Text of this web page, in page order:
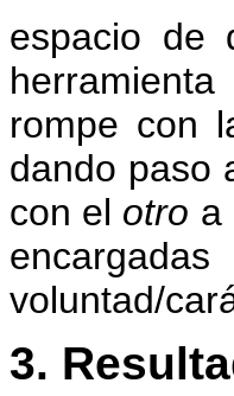
espacio de
rompe con
dando paso
con el otro a
voluntad/
3.